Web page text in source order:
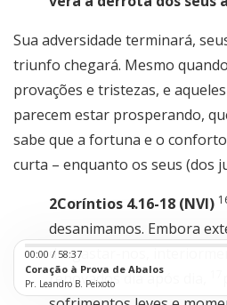
Sua adversidade terminará,
triunfo chegará. Mesmo
provações e tristezas, e
parecem estar prosperando,
sabe que a fortuna e o
curta – enquanto os seus (dos
2Coríntios 4.16-18 (NVI)
desanimamos. Embora
desgastar-nos,
renovados dia após dia,
Coração à Prova de Abalos
Pr. Leandro B. Peixoto
Audio
Player
00:00 / 58:37